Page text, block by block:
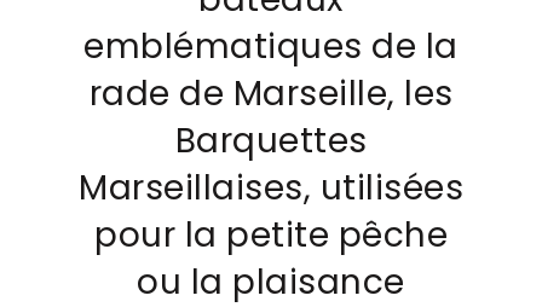
emblématiques de la
rade de Marseille, les
Barquettes
Marseillaises, utilisées
pour la petite pêche
ou la plaisance